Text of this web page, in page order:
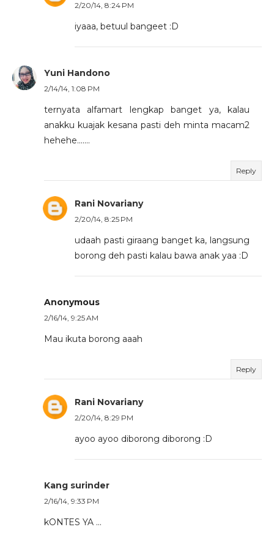
2/20/14, 8:24 PM
iyaaa, betuul bangeet :D
Yuni Handono
2/14/14, 1:08 PM
ternyata alfamart lengkap banget ya, kalau
anakku kuajak kesana pasti deh minta macam2
hehehe.......
Reply
Rani Novariany
2/20/14, 8:25 PM
udaah pasti giraang banget ka, langsung
borong deh pasti kalau bawa anak yaa :D
Anonymous
2/16/14, 9:25 AM
Mau ikuta borong aaah
Reply
Rani Novariany
2/20/14, 8:29 PM
ayoo ayoo diborong diborong :D
Kang surinder
2/16/14, 9:33 PM
kONTES YA ...